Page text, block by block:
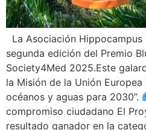
La Asociación
segunda edición del Premio
Society4Med 2025.Este
la Misión de la Unión Europea
océanos y aguas para 2030”.
compromiso ciudadano El
resultado ganador en la